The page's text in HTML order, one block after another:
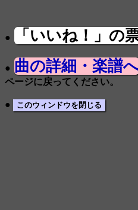
● 「いいね！」の
● 曲の詳細・楽譜
ページに戻ってください。
●